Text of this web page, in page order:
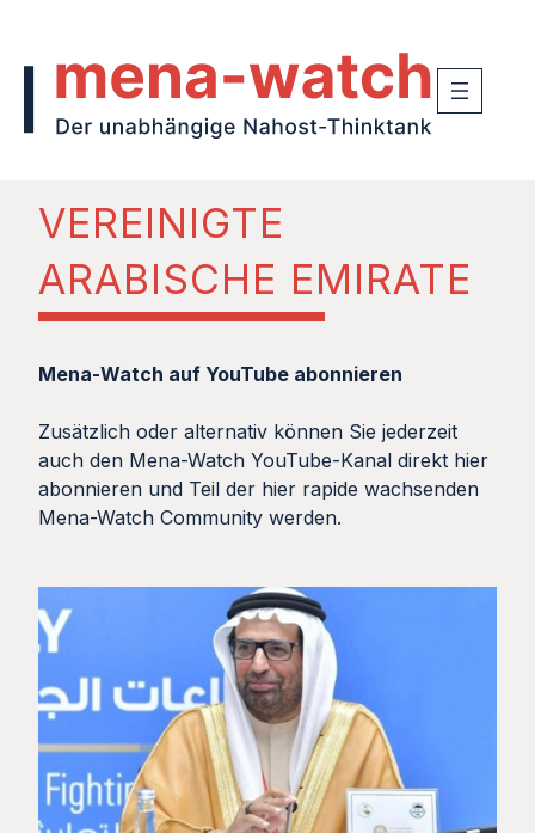
VEREINIGTE
ARABISCHE EMIRATE
Mena-Watch auf YouTube abonnieren
Zusätzlich oder alternativ können Sie jederzeit
auch den Mena-Watch YouTube-Kanal direkt hier
abonnieren und Teil der hier rapide wachsenden
Mena-Watch Community werden.